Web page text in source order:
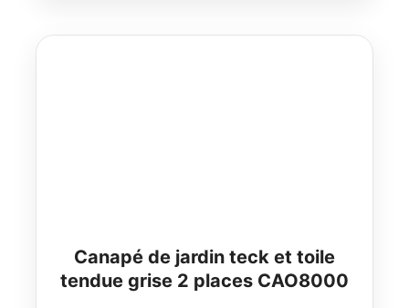
Canapé de jardin teck et toile
tendue grise 2 places CAO8000